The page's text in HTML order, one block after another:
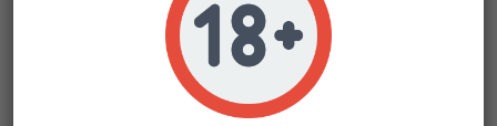
Think Big è un'autofiorente di media altezza, che produce
piante robuste e dalla resa XXL, che impiegano un paio di
settimane in più per maturare rispetto alla maggior parte